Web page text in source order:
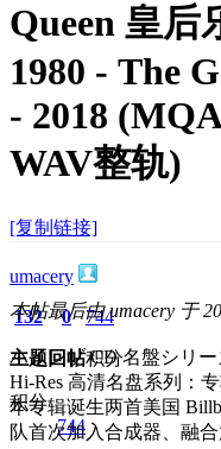
Queen 皇后
1980 - The
- 2018
WAV整轨)
[复制链接]
umacery
132
主题
0
回帖
744
积分
积分
744
本帖最后由 umacery 于
ハイレゾ CD 名盤シリー
Hi-Res 高清名盘系列：
本专辑诞生两首美国
队首次加入合成器、融